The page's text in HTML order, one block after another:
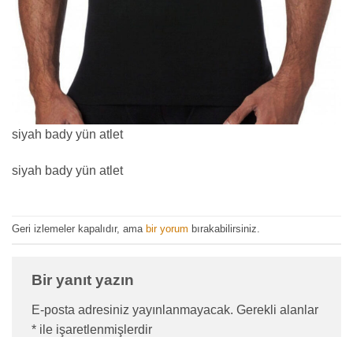
siyah bady yün atlet
siyah bady yün atlet
Geri izlemeler kapalıdır, ama bir yorum bırakabilirsiniz.
Bir yanıt yazın
E-posta adresiniz yayınlanmayacak. Gerekli alanlar
* ile işaretlenmişlerdir